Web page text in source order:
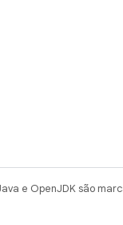
e OpenJDK são